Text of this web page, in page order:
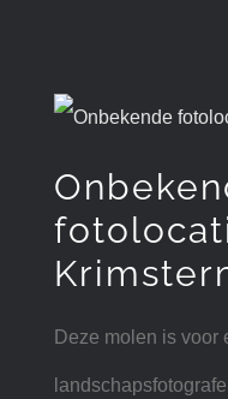
Deze molen is voor